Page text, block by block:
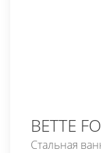
BETTE
Стальная